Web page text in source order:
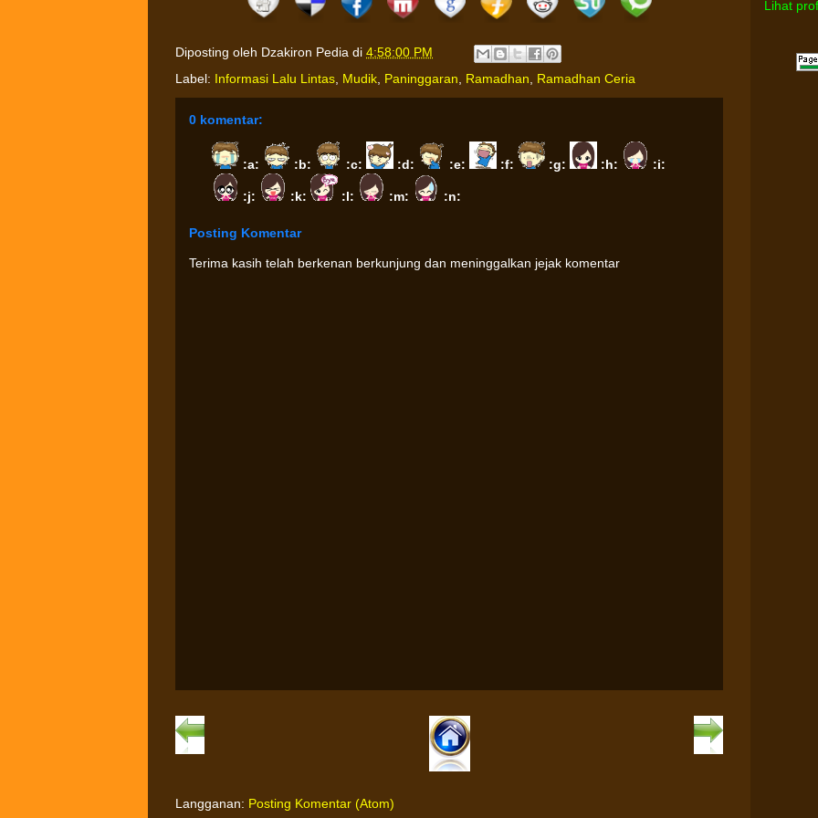
Diposting oleh Dzakiron Pedia di 4:58:00 PM
Label: Informasi Lalu Lintas Mudik Paninggaran Ramadhan Ramadhan Ceria
0 komentar:
:a: :b: :c: :d: :e: :f: :g: :h: :i:
:j: :k: :l: :m: :n:
Posting Komentar
Terima kasih telah berkenan berkunjung dan meninggalkan jejak komentar
Langganan: Posting Komentar (Atom)
Lihat